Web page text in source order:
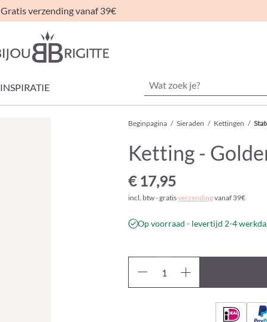
Gratis verzending vanaf 39€
INSPIRATIE
Beginpagina / Sieraden / Kettingen /
Ketting -
€ 17,95
incl. btw - gratisverzendingvanaf 39€
Op voorraad - levertijd 2-4